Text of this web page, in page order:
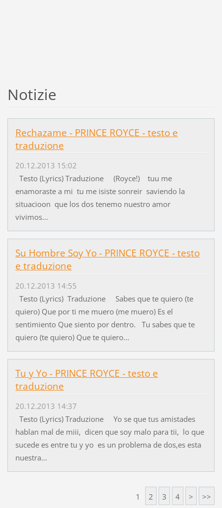
Notizie
Rechazame - PRINCE ROYCE - testo e
traduzione
20.12.2013 15:02
Testo (Lyrics) Traduzione (Royce!) tuu me
enamoraste a mi tu me isiste sonreir saviendo la
situacioon que los dos tenemo nuestro amor
vivimos...
Su Hombre Soy Yo - PRINCE ROYCE - testo
e traduzione
20.12.2013 14:55
Testo (Lyrics) Traduzione Sabes que te quiero (te
quiero) Que por ti me muero (me muero) Es el
sentimiento Que siento por dentro. Tu sabes que te
quiero (te quiero) Que te quiero...
Tu y Yo - PRINCE ROYCE - testo e
traduzione
20.12.2013 14:37
Testo (Lyrics) Traduzione Yo se que tus amistades
hablan mal de miii, dicen que soy malo para tii, lo que
sucede es entre tu y yo es un problema de dos,es esta
nuestra...
1 2 3 4 > >>